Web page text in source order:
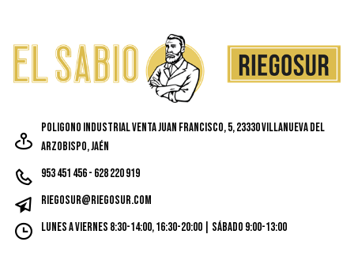
Poligono Industrial Venta Juan Francisco, 5, 23330 Villanueva del
Arzobispo, Jaén
953 451 456 - 628 220 919
riegosur@riegosur.com
Lunes a Viernes 8:30-14:00, 16:30-20:00 | Sábado 9:00-13:00